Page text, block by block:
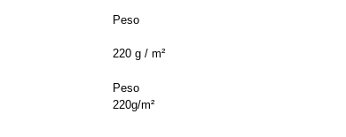
Peso
220 g / m²
Peso
220g/m²